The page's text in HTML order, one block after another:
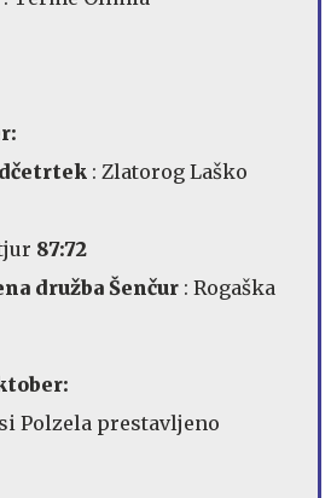
: Zlatorog Laško
87:72
družba Šenčur : Rogaška
Polzela prestavljeno